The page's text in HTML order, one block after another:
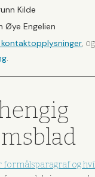
Kilde
Øye Engelien
, og
.
formålsparagraf og